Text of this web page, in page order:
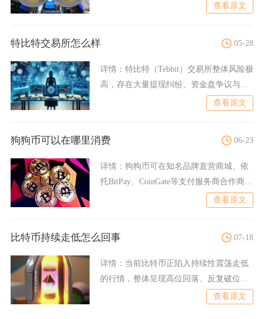
查看原文
特比特交易所怎么样 05-28
详情： 特比特（Tebbit）交易所整体风险极
高，存在大量提现纠纷、资金盘争议与仿
查看原文
狗狗币可以在哪里消费 06-23
详情： 狗狗币可在知名品牌直营商城、依
托BitPay、CoinGate等支付服务商合作商
查看原文
比特币持续走低怎么回事 07-18
详情： 当前比特币正陷入持续性震荡走低
的行情，整体呈现高位回落、反复破位的
查看原文